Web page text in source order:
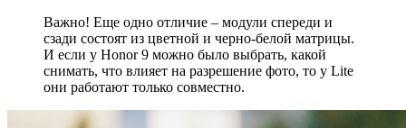
Важно! Еще одно отличие – модули спереди и
сзади состоят из цветной и черно-белой матрицы.
И если у Honor 9 можно было выбрать, какой
снимать, что влияет на разрешение фото, то у Lite
они работают только совместно.